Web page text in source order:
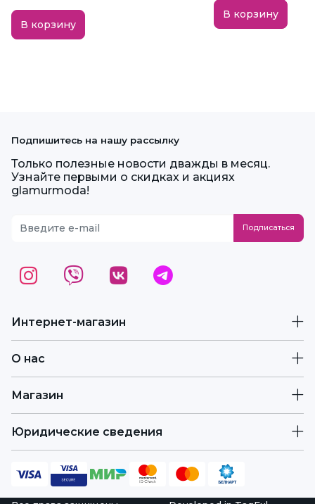
В корзину
В корзину
Интернет-магазин
О нас
Магазин
Юридические сведения
Подпишитесь на нашу рассылку
Только полезные новости дважды в месяц.
Узнайте первыми о скидках и акциях
glamurmoda!